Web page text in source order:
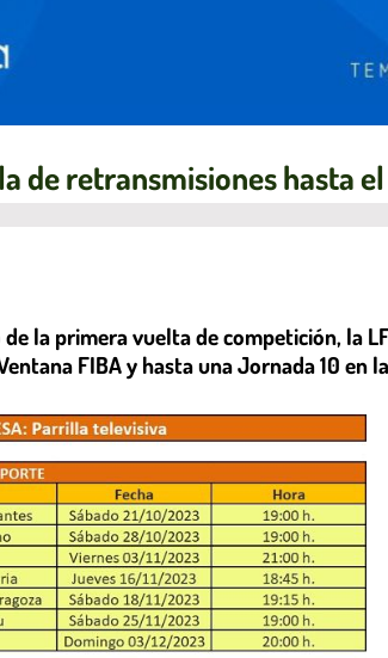
de retransmisiones hasta
la primera vuelta de competición, la
FIBA y hasta una Jornada 10